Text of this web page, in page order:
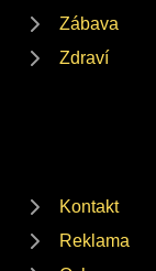
Zábava
Zdraví
Kontakt
Reklama